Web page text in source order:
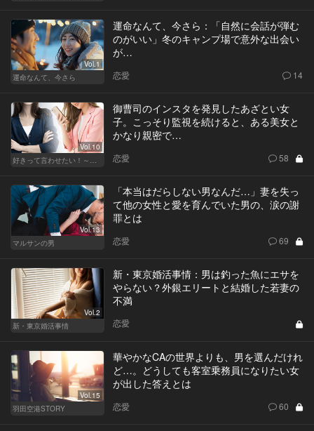
Vol.1
運命なんて、今さら
運命なんて、今さら：「自然に会話が弾む
のがいい」冬のキャンプ場で意外な出会い
が…
恋愛 14
Vol.10
御曹司のインスタを発見したあざとい女
子。こっそり監視を続けると、ある美女と
かなり親密で…
恋愛 58
Vol.13
マルサンの男
「本当はだらしない男なんだ…」妻を失っ
て他の女性と愛を育んでいた男の、涙の謝
罪とは
恋愛 69
Vol.2
新・東京婚活事情
新・東京婚活事情：男は釣った魚にエサを
やらない？外銀エリートと結婚した若妻の
不満
恋愛
Vol.15
羽田空港STORY
華やかなCAの世界よりも、男を選んだけれ
ど…。どうしても客室乗務員になりたい女
が出した答えとは
恋愛 60